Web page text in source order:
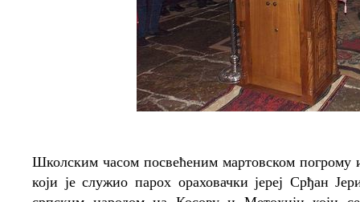
Школским часом посвећеним мартовском погрому
који је служио парох ораховачки јереј Срђан